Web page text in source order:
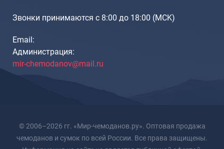
Кейсы и планшеты
Звонки принимаются с 8:00 до 18:00 (МCK)
Email:
Администрация:
mir-chemodanov@mail.ru
© 2006–2026 гг. «Мир-чемоданов.ру». Оптовая продажа
чемоданов и сумок по всей России. Все права защищены.